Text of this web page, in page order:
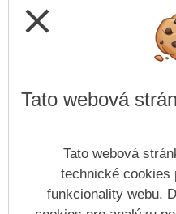
close
Tato webová
Tato webová
technické cookies
funkcionality webu.